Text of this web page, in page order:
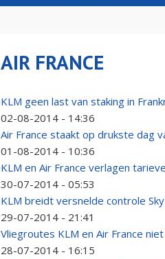
AIR FRANCE
KLM geen last van staking in
02-08-2014 - 14:36
Air France staakt op drukste dag
01-08-2014 - 10:36
KLM en Air France verlagen
30-07-2014 - 05:53
KLM breidt versnelde controle
29-07-2014 - 21:41
Vliegroutes KLM en Air France
28-07-2014 - 16:15